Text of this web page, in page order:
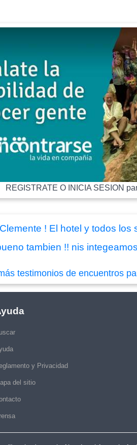
REGISTRATE O INICIA SESION
! El hotel y todos
tambien !! nis
testimonios de encuentros
y Privacidad
del sitio